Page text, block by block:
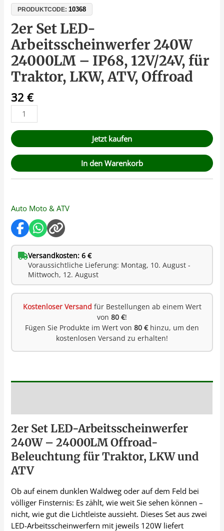
PRODUKTCODE:10368
2er Set LED-
Arbeitsscheinwerfer 240W
24000LM – IP68, 12V/24V, für
Traktor, LKW, ATV, Offroad
32€
Jetzt kaufen
In den Warenkorb
Auto Moto & ATV
Versandkosten: 6 €
Voraussichtliche Lieferung: Montag, 10. August -
Mittwoch, 12. August
Kostenloser Versand für Bestellungen ab einem Wert
von 80 €!
Fügen Sie Produkte im Wert von 80 €hinzu, um den
kostenlosen Versand zu erhalten!
2er Set LED-Arbeitsscheinwerfer
240W – 24000LM Offroad-
Beleuchtung für Traktor, LKW und
ATV
Ob auf einem dunklen Waldweg oder auf dem Feld bei
völliger Finsternis: Es zählt, wie weit Sie sehen können –
nicht, wie gut die Lichtleiste aussieht. Dieses Set aus zwei
LED-Arbeitsscheinwerfern mit jeweils 120W liefert